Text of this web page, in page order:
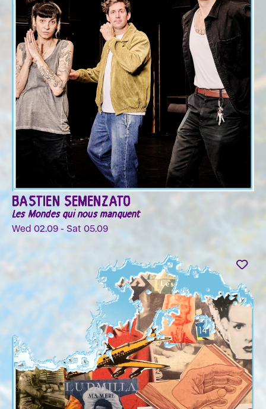
BASTIEN SEMENZATO
Les Mondes qui nous manquent
Wed 02.09 - Sat 05.09